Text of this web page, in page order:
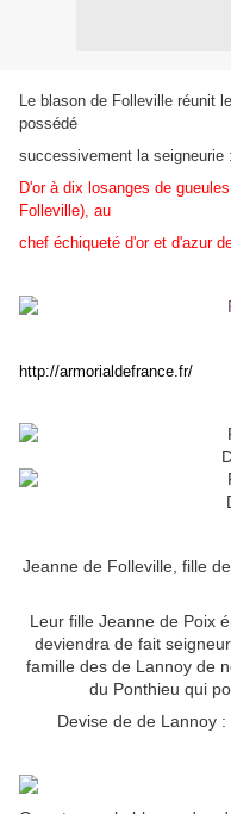
Le blason de Folleville réunit
possédé
successivement la
D'or à dix losanges de
Folleville), au
chef échiqueté d'or et d'azur
http://armorialdefrance.fr/
Jeanne de Folleville, fille
Leur fille Jeanne de Poix
deviendra de fait
famille des de Lannoy de
du Ponthieu qui
Devise de de Lannoy :